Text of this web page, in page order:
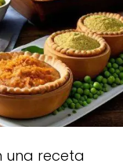
una receta